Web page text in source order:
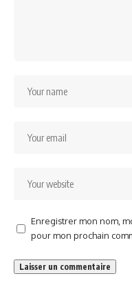
Enregistrer mon nom,
pour mon prochain